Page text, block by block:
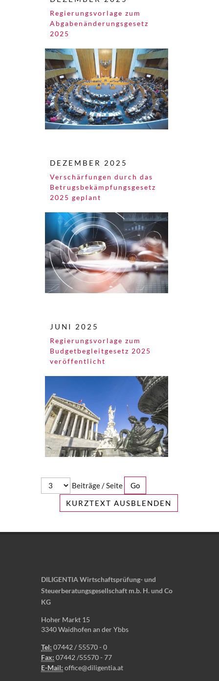
Regierungsvorlage zum
Abgaben­änderungs­gesetz
2025
DEZEMBER 2025
Verschärfungen durch das
Betrugs­bekämpfungs­gesetz
2025 geplant
JUNI 2025
Regierungsvorlage zum
Budgetbegleitgesetz 2025
veröffentlicht
Beiträge / Seite
KURZTEXT AUSBLENDEN
DILIGENTIA Wirtschaftsprüfung- und
Steuerberatungsgesellschaft m.b. H. und Co
KG
Hoher Markt 15
3340 Waidhofen an der Ybbs
Tel: 07442 / 55570 - 0
Fax: 07442 /55570 - 77
E-Mail: office@diligentia.at